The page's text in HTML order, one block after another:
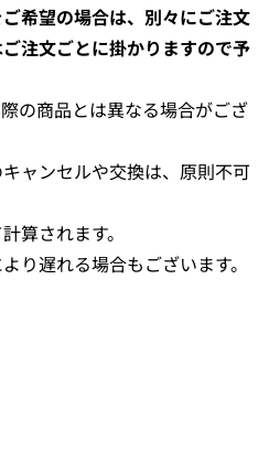
希望の場合は、別々にご注文
注文ごとに掛かりますので予
の商品とは異なる場合がござ
ャンセルや交換は、原則不可
算されます。
り遅れる場合もございます。